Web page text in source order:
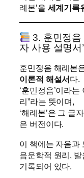
례본’을 세계기록
3. 훈민정
자 사용 설명서’
훈민정음 해례본
이론적 해설서 다.
‘훈민정음’이라
리”라는 뜻이며,
‘해례본’은 그 글
은 버전이다.
이 책에는 자음과
음운학적 원리,
기록되어 있다.